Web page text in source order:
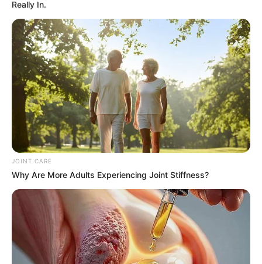
เจ้าหมอดู
เนื้อหาที่ได้รับการโปรโมต
Really In.
JOINT CARE
Why Are More Adults Experiencing Joint Stiffness?